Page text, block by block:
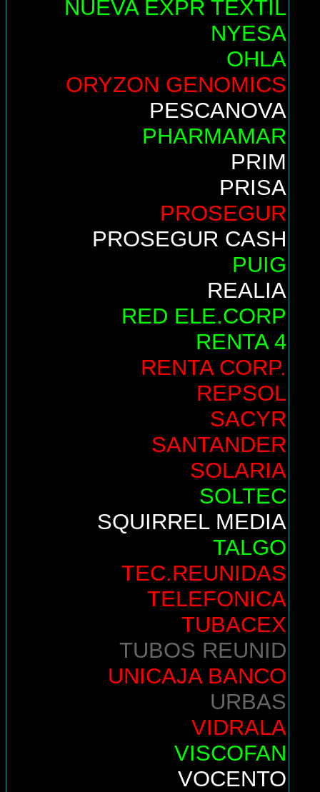
NUEVA EXPR TEXTIL
NYESA
OHLA
ORYZON GENOMICS
PESCANOVA
PHARMAMAR
PRIM
PRISA
PROSEGUR
PROSEGUR CASH
PUIG
REALIA
RED ELE.CORP
RENTA 4
RENTA CORP.
REPSOL
SACYR
SANTANDER
SOLARIA
SOLTEC
SQUIRREL MEDIA
TALGO
TEC.REUNIDAS
TELEFONICA
TUBACEX
TUBOS REUNID
UNICAJA BANCO
URBAS
VIDRALA
VISCOFAN
VOCENTO